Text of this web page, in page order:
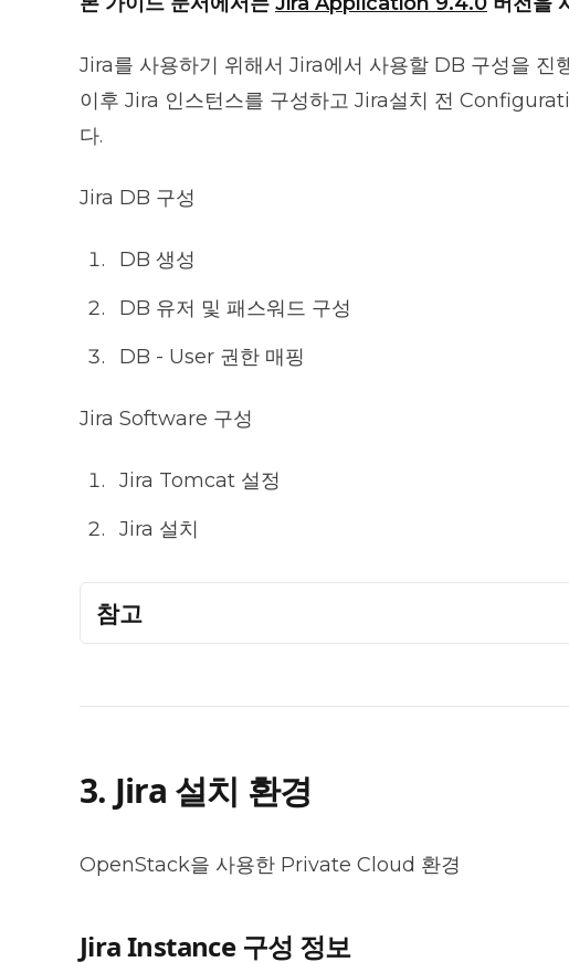
Jira를 사용하기 위해서 Jira에서 사용할 DB 구성을 진
이후 Jira 인스턴스를 구성하고 Jira설치 전
다.
Jira DB 구성
DB 생성
DB 유저 및 패스워드 구성
DB - User 권한 매핑
Jira Software 구성
Jira Tomcat 설정
Jira 설치
참고
3. Jira 설치 환경
OpenStack을 사용한 Private Cloud 환경
Jira Instance 구성 정보